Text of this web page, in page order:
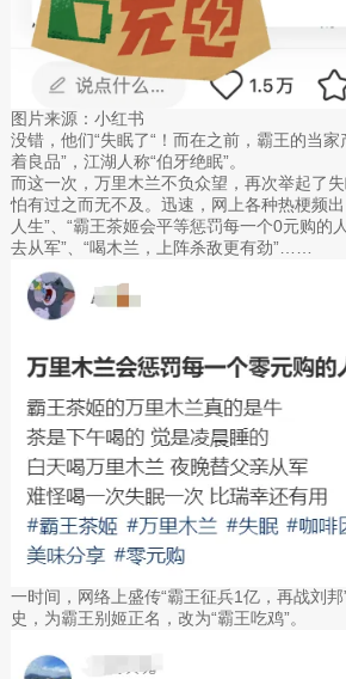
图片来源：小红书
没错，他们“失眠了“！而在之前，霸王的当
着良品”，江湖人称“伯牙绝眠”。
而这一次，万里木兰不负众望，再次举起了
怕有过之而无不及。迅速，网上各种热梗频
人生”、“霸王茶姬会平等惩罚每一个0元购的
去从军”、“喝木兰，上阵杀敌更有劲”……
一时间，网络上盛传“霸王征兵1亿，再战刘
史，为霸王别姬正名，改为“霸王吃鸡”。